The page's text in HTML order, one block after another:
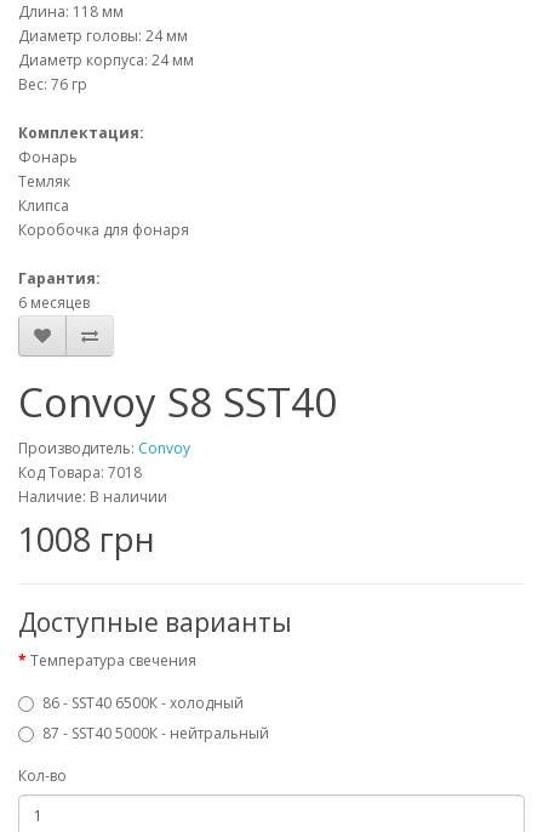
Длина: 118 мм
Диаметр головы: 24 мм
Диаметр корпуса: 24 мм
Вес: 76 гр
Комплектация:
Фонарь
Темляк
Клипса
Коробочка для фонаря
Гарантия:
6 месяцев
Convoy S8 SST40
Производитель: Convoy
Код Товара: 7018
Наличие: В наличии
1008 грн
Доступные варианты
Температура свечения
86 - SST40 6500К - холодный
87 - SST40 5000К - нейтральный
Кол-во